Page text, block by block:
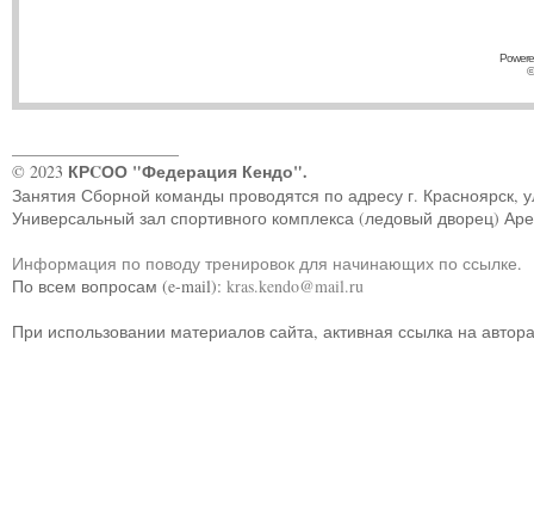
© 2023 КРCОО "Федерация Кендо".
Занятия Сборной команды проводятся по адресу г. Красноярск,
Универсальный зал спортивного комплекса (ледовый дворец)
Информация по поводу тренировок для начинающих по ссылке.
По всем вопросам (e-mail): kras.kendo@mail.ru
При использовании материалов сайта, активная ссылка на